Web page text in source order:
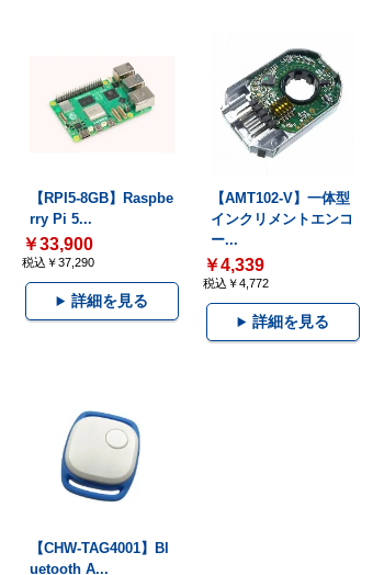
【RPI5-8GB】Raspbe
rry Pi 5...
￥33,900
税込￥37,290
詳細を見る
【AMT102-V】一体型
インクリメントエンコ
ー...
￥4,339
税込￥4,772
詳細を見る
【CHW-TAG4001】Bl
uetooth A...